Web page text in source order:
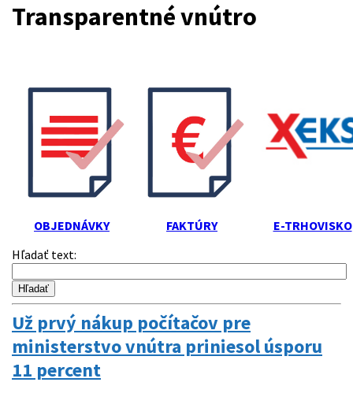
Transparentné vnútro
OBJEDNÁVKY FAKTÚRY
E-TRHOVISKO
Hľadať text:
Už prvý nákup počítačov pre
ministerstvo vnútra priniesol úsporu
11 percent